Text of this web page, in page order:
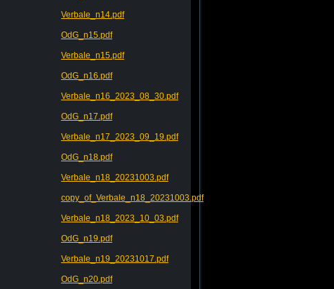
Verbale_n14.pdf
OdG_n15.pdf
Verbale_n15.pdf
OdG_n16.pdf
Verbale_n16_2023_08_30.pdf
OdG_n17.pdf
Verbale_n17_2023_09_19.pdf
OdG_n18.pdf
Verbale_n18_20231003.pdf
copy_of_Verbale_n18_20231003.pdf
Verbale_n18_2023_10_03.pdf
OdG_n19.pdf
Verbale_n19_20231017.pdf
OdG_n20.pdf